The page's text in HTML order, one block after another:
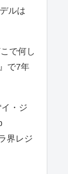
ルは
で何し
で7年
イ・ジ
界レジ